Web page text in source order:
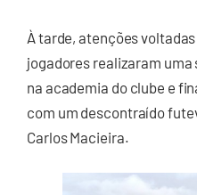
À tarde, atenções
jogadores realizaram
na academia do clube e
com um descontraído
Carlos Macieira.